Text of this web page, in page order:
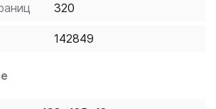
320
142849